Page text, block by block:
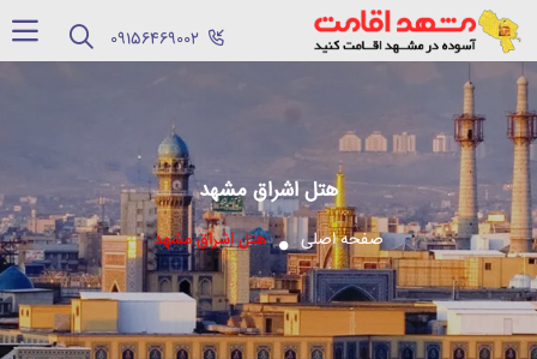
هتل اشراق مشهد
صفحه اصلی هتل اشراق مشهد